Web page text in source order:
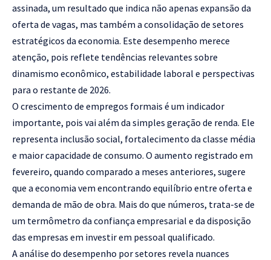
assinada, um resultado que indica não apenas expansão da
oferta de vagas, mas também a consolidação de setores
estratégicos da economia. Este desempenho merece
atenção, pois reflete tendências relevantes sobre
dinamismo econômico, estabilidade laboral e perspectivas
para o restante de 2026.
O crescimento de empregos formais é um indicador
importante, pois vai além da simples geração de renda. Ele
representa inclusão social, fortalecimento da classe média
e maior capacidade de consumo. O aumento registrado em
fevereiro, quando comparado a meses anteriores, sugere
que a economia vem encontrando equilíbrio entre oferta e
demanda de mão de obra. Mais do que números, trata-se de
um termômetro da confiança empresarial e da disposição
das empresas em investir em pessoal qualificado.
A análise do desempenho por setores revela nuances